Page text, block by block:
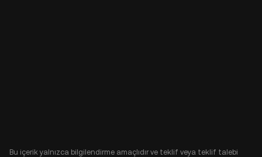
Bu içerik yalnızca bilgilendirme amaçlıdır ve teklif veya teklif talebi